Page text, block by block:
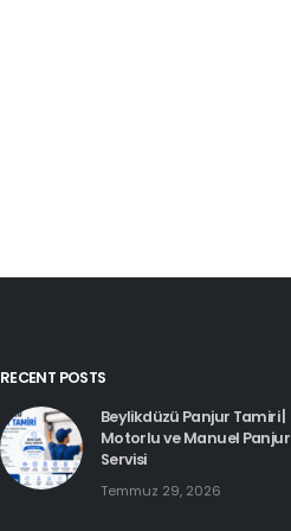
RECENT POSTS
Beylikdüzü Panjur Tamiri |
Motorlu ve Manuel Panjur
Servisi
Temmuz 29, 2026